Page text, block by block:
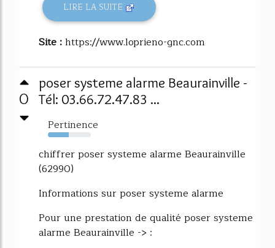
LIRE LA SUITE
Site :https://www.loprieno-gnc.com
0
poser systeme alarme Beaurainville -
Tél: 03.66.72.47.83 ...
Pertinence
49%
chiffrer poser systeme alarme Beaurainville
(62990)
Informations sur poser systeme alarme
Pour une prestation de qualité poser systeme
alarme Beaurainville -> :